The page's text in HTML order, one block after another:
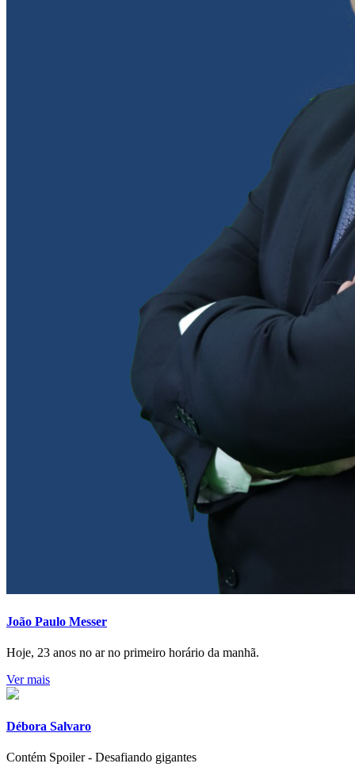
João Paulo Messer
Hoje, 23 anos no ar no primeiro horário da manhã.
Ver mais
Débora Salvaro
Contém Spoiler - Desafiando gigantes